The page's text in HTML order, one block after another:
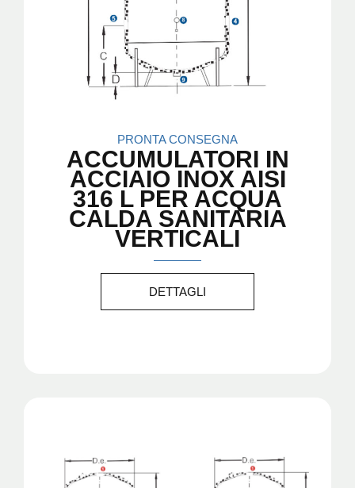
PRONTA CONSEGNA
ACCUMULATORI IN
ACCIAIO INOX AISI
316 L PER ACQUA
CALDA SANITARIA
VERTICALI
DETTAGLI